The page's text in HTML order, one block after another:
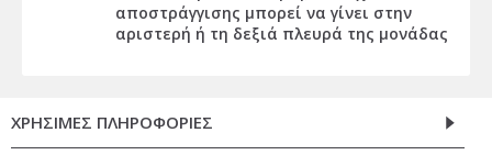
αποστράγγισης μπορεί να γίνει στην
αριστερή ή τη δεξιά πλευρά της μονάδας
ΧΡΗΣΙΜΕΣ ΠΛΗΡΟΦΟΡΙΕΣ